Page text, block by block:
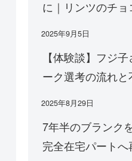
に｜リンツのチ
2025年9月5日
【体験談】フジ
ーク選考の流れ
2025年8月29日
7年半のブランク
完全在宅パートへ